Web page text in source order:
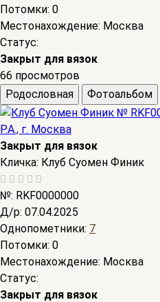
Потомки: 0
Местонахождение: Москва
Статус:
Закрыт для вязок
66 просмотров
Родословная
Фотоальбом
Закрыт для вязок
Кличка: Клуб Суомен Финик
№: RKF0000000
Д/р: 07.04.2025
Однопометники: 7
Потомки: 0
Местонахождение: Москва
Статус:
Закрыт для вязок